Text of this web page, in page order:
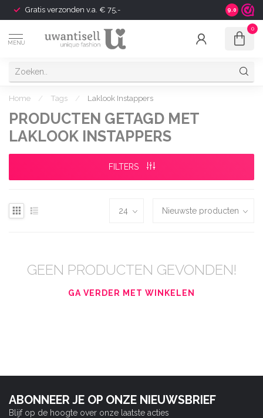
Gratis verzonden v.a. € 75,- Shipping
9.0
MENU
0
Home / Tags / Laklook Instappers
PRODUCTEN GETAGD MET
LAKLOOK INSTAPPERS
FILTERS
GEEN PRODUCTEN GEVONDEN!
GA VERDER MET WINKELEN
ABONNEER JE OP ONZE NIEUWSBRIEF
Blijf op de hoogte over onze laatste acties